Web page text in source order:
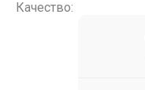
Качество: